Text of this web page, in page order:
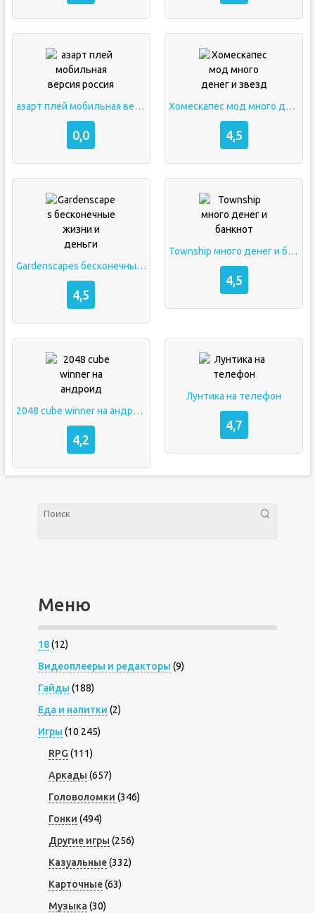
азарт плей мобильная версия россия
0,0
Хомескапес мод много денег и звезд
4,5
Gardenscapes бесконечные жизни и деньги
4,5
Township много денег и банкнот
4,5
2048 cube winner на андроид
4,2
Лунтика на телефон
4,7
Меню
18(12)
Видеоплееры и редакторы (9)
Гайды (188)
Еда и напитки (2)
Игры (10 245)
RPG (111)
Аркады (657)
Головоломки (346)
Гонки (494)
Другие игры (256)
Казуальные(332)
Карточные(63)
Музыка (30)